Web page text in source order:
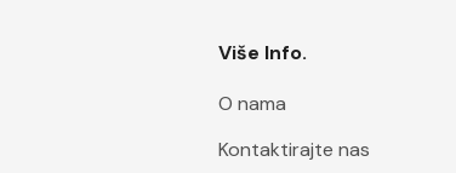
Više Info.
O nama
Kontaktirajte nas